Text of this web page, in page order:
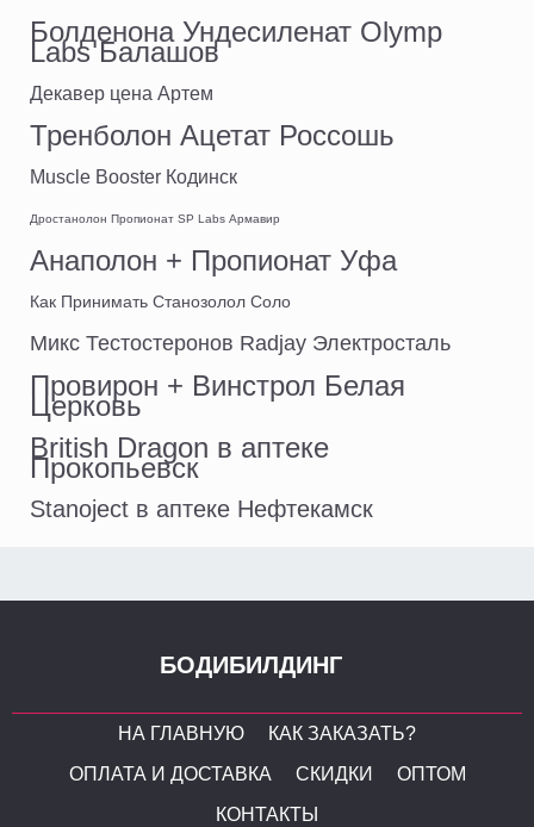
Болденона Ундесиленат Olymp
Labs Балашов
Декавер цена Артем
Тренболон Ацетат Россошь
Muscle Booster Кодинск
Дростанолон Пропионат SP Labs Армавир
Анаполон + Пропионат Уфа
Как Принимать Станозолол Соло
Микс Тестостеронов Radjay Электросталь
Провирон + Винстрол Белая
Церковь
British Dragon в аптеке
Прокопьевск
Stanoject в аптеке Нефтекамск
БОДИБИЛДИНГ
НА ГЛАВНУЮ
КАК ЗАКАЗАТЬ?
ОПЛАТА И ДОСТАВКА
СКИДКИ
ОПТОМ
КОНТАКТЫ